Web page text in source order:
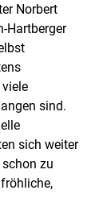
Norbert
Hartberger
sind.
sich weiter
zu